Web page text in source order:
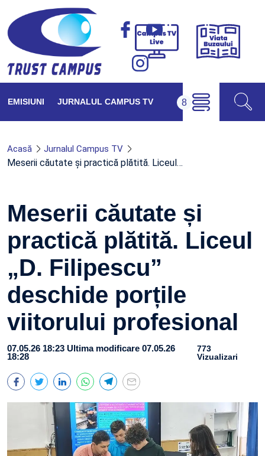
Campus
Viața
EMISIUNI JURNALUL CAMPUS TV
Acasă Jurnalul Campus TV
Meserii căutate și practică plătită. Liceul…
Meserii căutate și
practică plătită. Liceul
„D. Filipescu”
deschide porțile
viitorului profesional
07.05.26 18:23 Ultima modificare 07.05.26
18:28
773
Vizualizari